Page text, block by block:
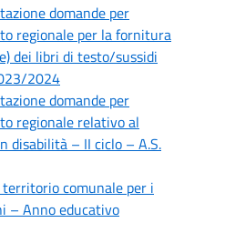
domande per
regionale per la fornitura
dei libri di testo/sussidi
2024
domande per
regionale relativo al
disabilità – II ciclo – A.S.
comunale per i
– Anno educativo